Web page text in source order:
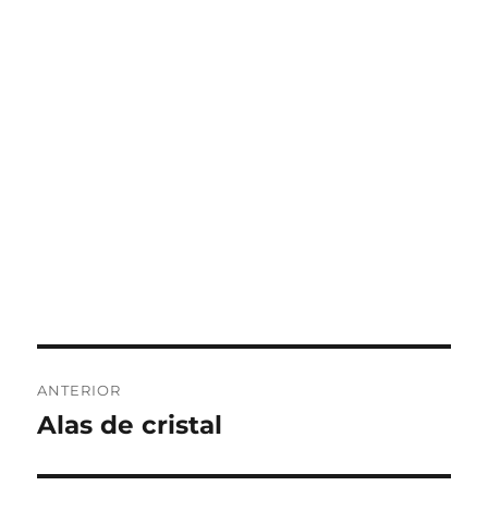
de
ANTERIOR
Entrada
Alas de cristal